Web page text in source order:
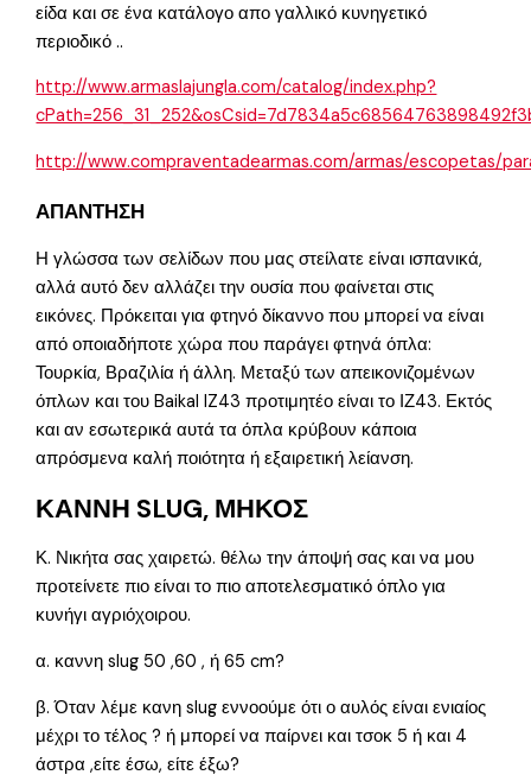
είδα και σε ένα κατάλογο απο γαλλικό κυνηγετικό
περιοδικό ..
http://www.armaslajungla.com/catalog/index.php?
http://www.compraventadearmas.com/armas/escopetas/
ΑΠΑΝΤΗΣΗ
Η γλώσσα των σελίδων που μας στείλατε είναι ισπανικά,
αλλά αυτό δεν αλλάζει την ουσία που φαίνεται στις
εικόνες. Πρόκειται για φτηνό δίκαννο που μπορεί να είναι
από οποιαδήποτε χώρα που παράγει φτηνά όπλα:
Τουρκία, Βραζιλία ή άλλη. Μεταξύ των απεικονιζομένων
όπλων και του Baikal IZ43 προτιμητέο είναι το ΙΖ43. Εκτός
και αν εσωτερικά αυτά τα όπλα κρύβουν κάποια
απρόσμενα καλή ποιότητα ή εξαιρετική λείανση.
ΚΑΝΝΗ SLUG, ΜΗΚΟΣ
Κ. Νικήτα σας χαιρετώ. θέλω την άποψή σας και να μου
προτείνετε πιο είναι το πιο αποτελεσματικό όπλο για
κυνήγι αγριόχοιρου.
α. καννη slug 50 ,60 , ή 65 cm?
β. Όταν λέμε κανη slug εννοούμε ότι ο αυλός είναι ενιαίος
μέχρι το τέλος ? ή μπορεί να παίρνει και τσοκ 5 ή και 4
άστρα ,είτε έσω, είτε έξω?